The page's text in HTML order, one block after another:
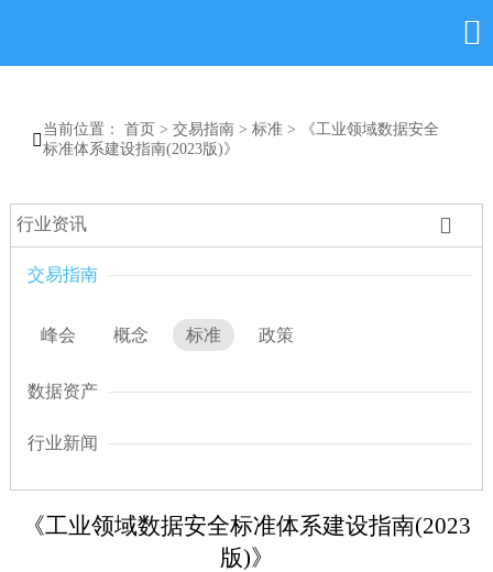


当前位置： 首页 > 交易指南> 标准>
《工业领域数据安全
标准体系建设指南(2023版)》
行业资讯 
交易指南
峰会 概念 标准 政策
数据资产
行业新闻
《工业领域数据安全标准体系建设指南(2023
版)》